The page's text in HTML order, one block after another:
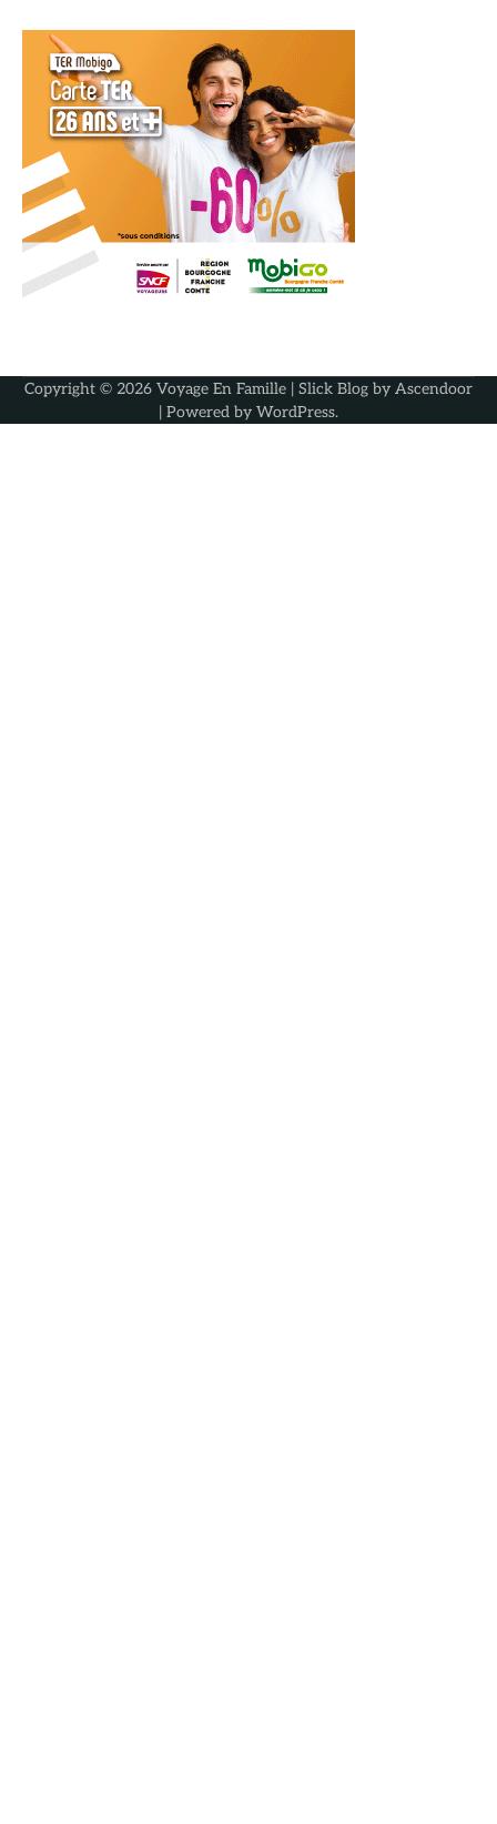
Copyright © 2026 Voyage En Famille | Slick Blog by Ascendoor
| Powered by WordPress.